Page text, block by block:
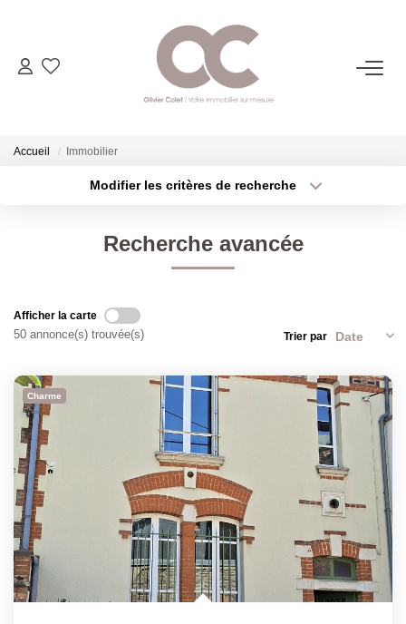
06.14.98.69.34
ESTIMER
Accueil Immobilier
Modifier les critères de recherche
Recherche avancée
Afficher la carte
50 annonce(s) trouvée(s) Trier par
Charme